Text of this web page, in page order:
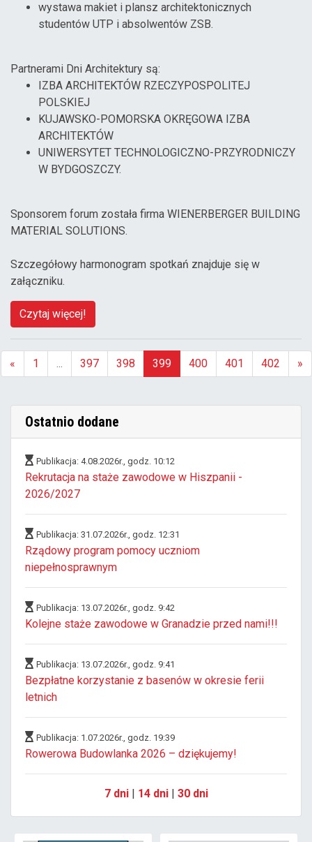
wystawa makiet i plansz architektonicznych
studentów UTP i absolwentów ZSB.
Partnerami Dni Architektury są:
IZBA ARCHITEKTÓW RZECZYPOSPOLITEJ
POLSKIEJ
KUJAWSKO-POMORSKA OKRĘGOWA IZBA
ARCHITEKTÓW
UNIWERSYTET TECHNOLOGICZNO-PRZYRODNICZY
W BYDGOSZCZY.
Sponsorem forum została firma WIENERBERGER BUILDING
MATERIAL SOLUTIONS.
Szczegółowy harmonogram spotkań znajduje się w
załączniku.
Czytaj więcej!
« 1 ... 397 398
399
400 401 402 »
Ostatnio dodane
Publikacja: 4.08.2026r., godz. 10:12
Rekrutacja na staże zawodowe w Hiszpanii -
2026/2027
Publikacja: 31.07.2026r., godz. 12:31
Rządowy program pomocy uczniom
niepełnosprawnym
Publikacja: 13.07.2026r., godz. 9:42
Kolejne staże zawodowe w Granadzie przed nami!!!
Publikacja: 13.07.2026r., godz. 9:41
Bezpłatne korzystanie z basenów w okresie ferii
letnich
Publikacja: 1.07.2026r., godz. 19:39
Rowerowa Budowlanka 2026 – dziękujemy!
7 dni| 14 dni| 30 dni